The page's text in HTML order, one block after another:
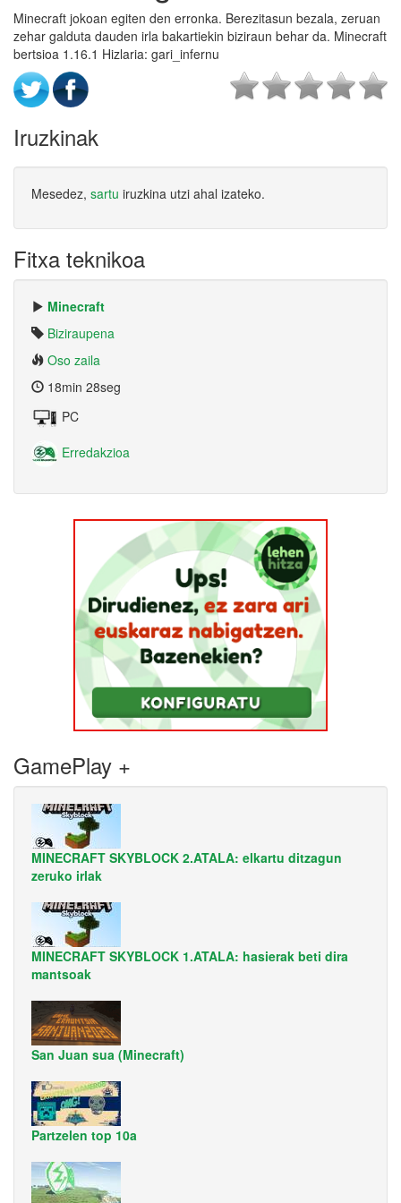
Minecraft jokoan egiten den erronka. Berezitasun bezala, zeruan
zehar galduta dauden irla bakartiekin biziraun behar da. Minecraft
bertsioa 1.16.1 Hizlaria: gari_infernu
Iruzkinak
Mesedez, sartu iruzkina utzi ahal izateko.
Fitxa teknikoa
Minecraft
Biziraupena
Oso zaila
18min 28seg
PC
Erredakzioa
GamePlay +
MINECRAFT SKYBLOCK 2.ATALA: elkartu ditzagun
zeruko irlak
MINECRAFT SKYBLOCK 1.ATALA: hasierak beti dira
mantsoak
San Juan sua (Minecraft)
Partzelen top 10a